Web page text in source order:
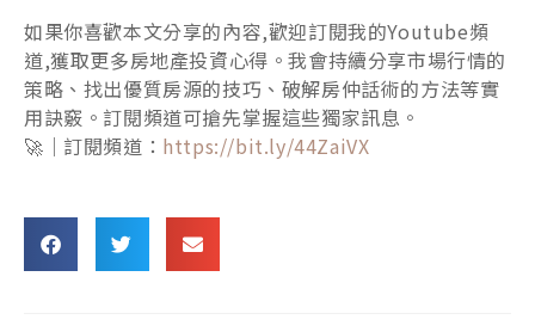
如果你喜歡本文分享的內容,歡迎訂閱我的Youtube頻
道,獲取更多房地產投資心得。我會持續分享市場行情的
策略、找出優質房源的技巧、破解房仲話術的方法等實
用訣竅。訂閱頻道可搶先掌握這些獨家訊息。
🚀｜訂閱頻道： https://bit.ly/44ZaiVX